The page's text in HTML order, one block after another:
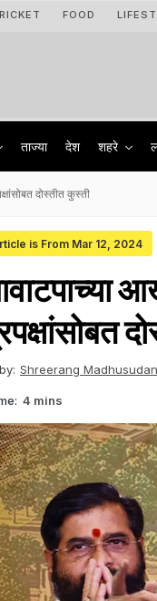
FOOD
ताज्या देश शहरे
दोस्तीत कुस्ती
is From Mar 12, 2024
Shreerang
4 mins